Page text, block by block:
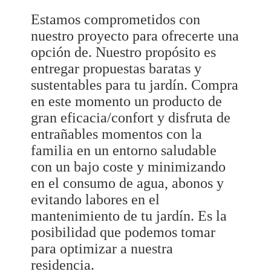
Estamos comprometidos con
nuestro proyecto para ofrecerte una
opción de. Nuestro propósito es
entregar propuestas baratas y
sustentables para tu jardín. Compra
en este momento un producto de
gran eficacia/confort y disfruta de
entrañables momentos con la
familia en un entorno saludable
con un bajo coste y minimizando
en el consumo de agua, abonos y
evitando labores en el
mantenimiento de tu jardín. Es la
posibilidad que podemos tomar
para optimizar a nuestra
residencia.